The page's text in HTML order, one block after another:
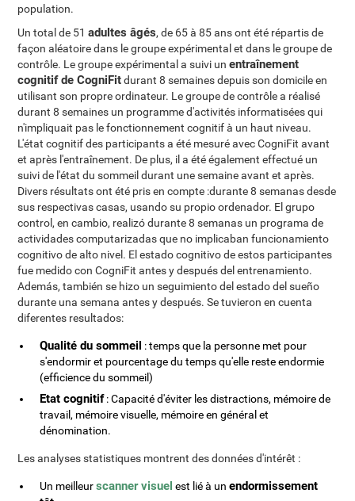
population.
Un total de 51adultes âgés, de 65 à 85 ans ont été répartis de
façon aléatoire dans le groupe expérimental et dans le groupe de
contrôle. Le groupe expérimental a suivi unentraînement
cognitif de CogniFitdurant 8 semaines depuis son domicile en
utilisant son propre ordinateur. Le groupe de contrôle a réalisé
durant 8 semaines un programme d'activités informatisées qui
n'impliquait pas le fonctionnement cognitif à un haut niveau.
L'état cognitif des participants a été mesuré avec CogniFit avant
et après l'entraînement. De plus, il a été également effectué un
suivi de l'état du sommeil durant une semaine avant et après.
Divers résultats ont été pris en compte :durante 8 semanas desde
sus respectivas casas, usando su propio ordenador. El grupo
control, en cambio, realizó durante 8 semanas un programa de
actividades computarizadas que no implicaban funcionamiento
cognitivo de alto nivel. El estado cognitivo de estos participantes
fue medido con CogniFit antes y después del entrenamiento.
Además, también se hizo un seguimiento del estado del sueño
durante una semana antes y después. Se tuvieron en cuenta
diferentes resultados:
Qualité du sommeil : temps que la personne met pour
s'endormir et pourcentage du temps qu'elle reste endormie
(efficience du sommeil)
Etat cognitif: Capacité d'éviter les distractions, mémoire de
travail, mémoire visuelle, mémoire en général et
dénomination.
Les analyses statistiques montrent des données d'intérêt :
Un meilleurscanner visuel est lié à unendormissement